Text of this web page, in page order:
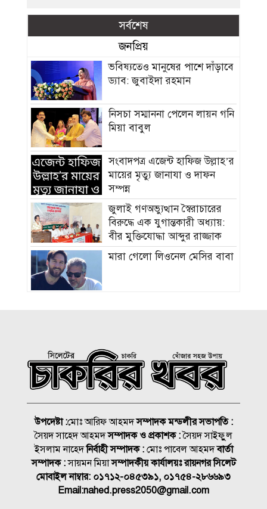
সর্বশেষ
জনপ্রিয়
ভবিষ্যতেও মানুষের পাশে দাঁড়াবে
ড্যাব: জুবাইদা রহমান
নিসচা সম্মাননা পেলেন লায়ন গনি
মিয়া বাবুল
সংবাদপত্র এজেন্ট হাফিজ উল্লাহ’র
মায়ের মৃত্যু জানাযা ও দাফন
সম্পন্ন
জুলাই গণঅভ্যুত্থান স্বৈরাচারের
বিরুদ্ধে এক যুগান্তকারী অধ্যায়:
বীর মুক্তিযোদ্ধা আব্দুর রাজ্জাক
মারা গেলো লিওনেল মেসির বাবা
হাম ও উপসর্গে আরও ৪ শিশুর
মৃত্যু, নতুন রোগী ৭৭৬
করলেন প্রধানমন্ত্রী
তুরস্কের ক্লাবে যোগ দিয়েই জমি
উপহার পেলেন সালাহ
উপদেষ্টা :মোঃ আরিফ আহমদসম্পাদক মন্ডলীর সভাপতি :
সৈয়দ সাহেদ আহমদসম্পাদক ও প্রকাশক :সৈয়দ সাইফুুল
ইসলাম নাহেদনির্বাহী সম্পাদক :মোঃ পাবেল আহমদবার্তা
সম্পাদক :সায়মন মিয়াসম্পাদকীয় কার্যালয়ঃ রায়নগর সিলেট
মোবাইল নাম্বার: ০১৭১২-০৪৫৩৯১, ০১৭৫৪-২৮৬৬৯৩
Email:nahed.press2050@gmail.com